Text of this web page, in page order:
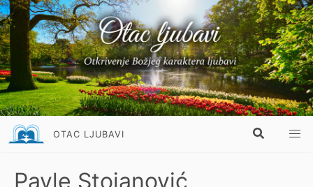
OTAC LJUBAVI
Pavle Stojanović